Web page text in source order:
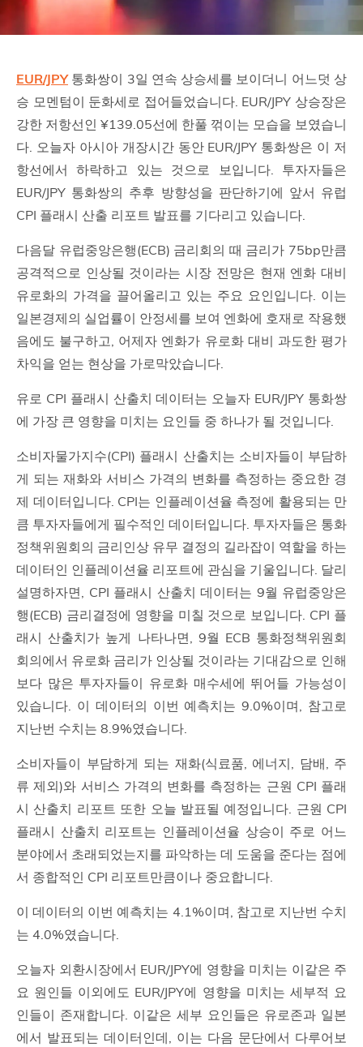
EUR/JPY 통화쌍이 3일 연속 상승세를 보이더니 어느덧 상
승 모멘텀이 둔화세로 접어들었습니다. EUR/JPY 상승장은
강한 저항선인 ¥139.05선에 한풀 꺾이는 모습을 보였습니
다. 오늘자 아시아 개장시간 동안 EUR/JPY 통화쌍은 이 저
항선에서 하락하고 있는 것으로 보입니다. 투자자들은
EUR/JPY 통화쌍의 추후 방향성을 판단하기에 앞서 유럽
CPI 플래시 산출 리포트 발표를 기다리고 있습니다.
다음달 유럽중앙은행(ECB) 금리회의 때 금리가 75bp만큼
공격적으로 인상될 것이라는 시장 전망은 현재 엔화 대비
유로화의 가격을 끌어올리고 있는 주요 요인입니다. 이는
일본경제의 실업률이 안정세를 보여 엔화에 호재로 작용했
음에도 불구하고, 어제자 엔화가 유로화 대비 과도한 평가
차익을 얻는 현상을 가로막았습니다.
유로 CPI 플래시 산출치 데이터는 오늘자 EUR/JPY 통화쌍
에 가장 큰 영향을 미치는 요인들 중 하나가 될 것입니다.
소비자물가지수(CPI) 플래시 산출치는 소비자들이 부담하
게 되는 재화와 서비스 가격의 변화를 측정하는 중요한 경
제 데이터입니다. CPI는 인플레이션율 측정에 활용되는 만
큼 투자자들에게 필수적인 데이터입니다. 투자자들은 통화
정책위원회의 금리인상 유무 결정의 길라잡이 역할을 하는
데이터인 인플레이션율 리포트에 관심을 기울입니다. 달리
설명하자면, CPI 플래시 산출치 데이터는 9월 유럽중앙은
행(ECB) 금리결정에 영향을 미칠 것으로 보입니다. CPI 플
래시 산출치가 높게 나타나면, 9월 ECB 통화정책위원회
회의에서 유로화 금리가 인상될 것이라는 기대감으로 인해
보다 많은 투자자들이 유로화 매수세에 뛰어들 가능성이
있습니다. 이 데이터의 이번 예측치는 9.0%이며, 참고로
지난번 수치는 8.9%였습니다.
소비자들이 부담하게 되는 재화(식료품, 에너지, 담배, 주
류 제외)와 서비스 가격의 변화를 측정하는 근원 CPI 플래
시 산출치 리포트 또한 오늘 발표될 예정입니다. 근원 CPI
플래시 산출치 리포트는 인플레이션율 상승이 주로 어느
분야에서 초래되었는지를 파악하는 데 도움을 준다는 점에
서 종합적인 CPI 리포트만큼이나 중요합니다.
이 데이터의 이번 예측치는 4.1%이며, 참고로 지난번 수치
는 4.0%였습니다.
오늘자 외환시장에서 EUR/JPY에 영향을 미치는 이같은 주
요 원인들 이외에도 EUR/JPY에 영향을 미치는 세부적 요
인들이 존재합니다. 이같은 세부 요인들은 유로존과 일본
에서 발표되는 데이터인데, 이는 다음 문단에서 다루어보